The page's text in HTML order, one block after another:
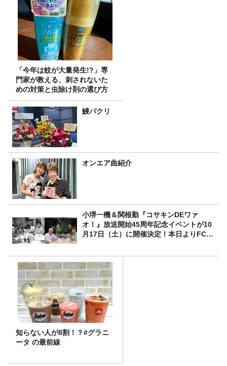
「今年は蚊が大量発生!?」専
門家が教える、刺されないた
めの対策と虫除け剤の選び方
鰻パクリ
オンエア曲紹介
小堺一機＆関根勤『コサキンDEワァ
オ！』放送開始45周年記念イベントが10
月17日（土）に開催決定！本日よりFC先
知らない人が8割！？#グラニ
ータ の最前線